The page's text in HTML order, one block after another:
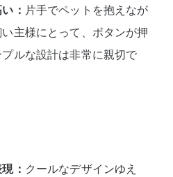
： 片手でペットを抱えなが
主様にとって、ボタンが押
ルな設計は非常に親切で
： クールなデザインゆえ